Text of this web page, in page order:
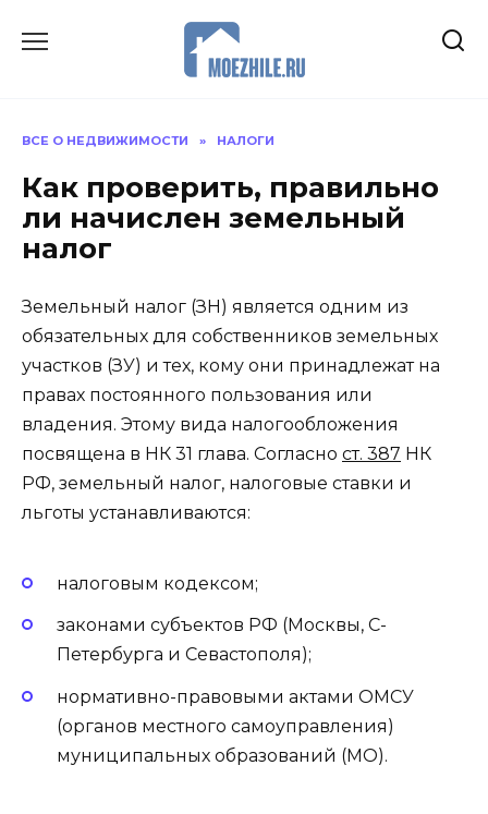
ВСЕ О НЕДВИЖИМОСТИ » НАЛОГИ
Как проверить, правильно
ли начислен земельный
налог
Земельный налог (ЗН) является одним из
обязательных для собственников земельных
участков (ЗУ) и тех, кому они принадлежат на
правах постоянного пользования или
владения. Этому вида налогообложения
посвящена в НК 31 глава. Согласно ст. 387 НК
РФ, земельный налог, налоговые ставки и
льготы устанавливаются:
налоговым кодексом;
законами субъектов РФ (Москвы, С-
Петербурга и Севастополя);
нормативно-правовыми актами ОМСУ
(органов местного самоуправления)
муниципальных образований (МО).